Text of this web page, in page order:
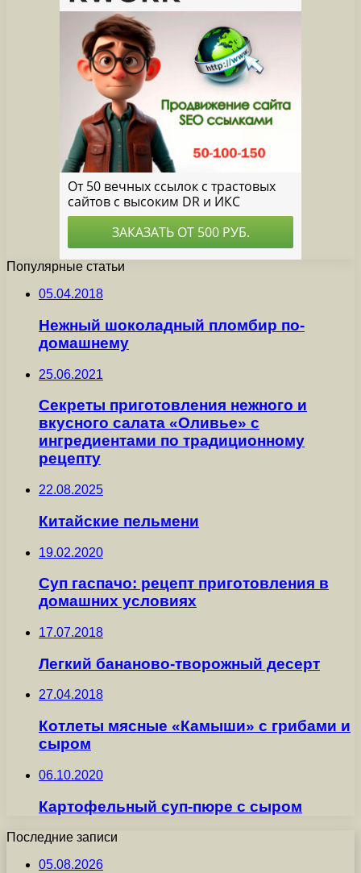
Популярные статьи
05.04.2018
Нежный шоколадный пломбир по-
домашнему
25.06.2021
Секреты приготовления нежного и
вкусного салата «Оливье» с
ингредиентами по традиционному
рецепту
22.08.2025
Китайские пельмени
19.02.2020
Суп гаспачо: рецепт приготовления в
домашних условиях
17.07.2018
Легкий бананово-творожный десерт
27.04.2018
Котлеты мясные «Камыши» с грибами и
сыром
06.10.2020
Картофельный суп-пюре с сыром
Последние записи
05.08.2026